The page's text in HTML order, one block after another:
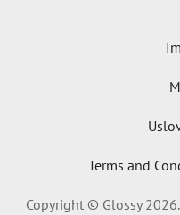
Terms and
Copyright © Glossy